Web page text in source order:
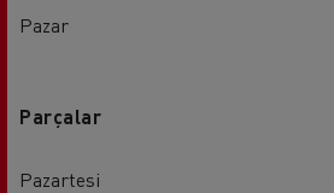
Pazar
Parçalar
Pazartesi